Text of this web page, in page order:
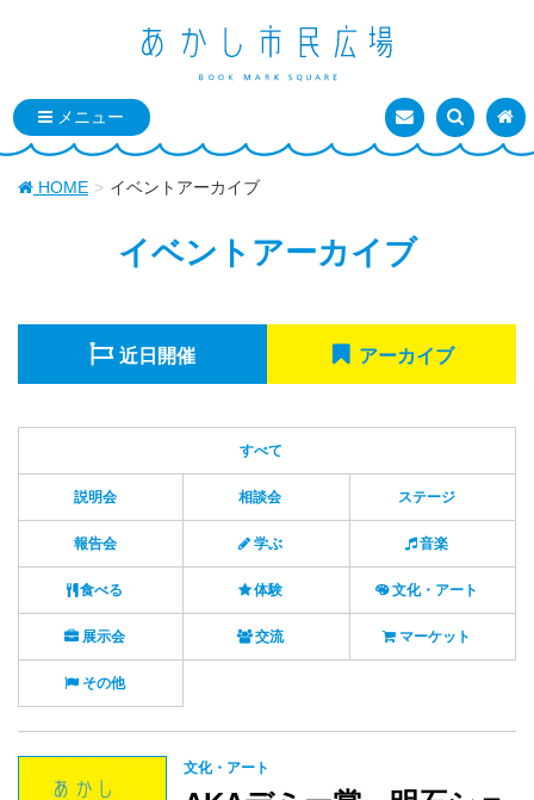
お問い合わせ
検索を表
ト
HOME イベントアーカイブ
イベントアーカイブ
近日開催 アーカイブ
すべて
説明会 相談会 ステージ
報告会 学ぶ 音楽
食べる 体験 文化・アート
展示会 交流 マーケット
その他
文化・アート